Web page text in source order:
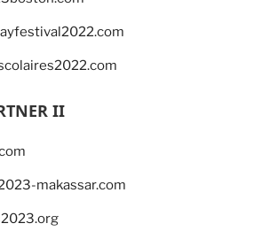
II
makassar.com